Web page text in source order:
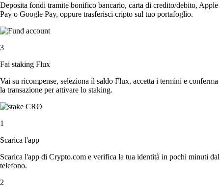
Deposita fondi tramite bonifico bancario, carta di credito/debito, Apple
Pay o Google Pay, oppure trasferisci cripto sul tuo portafoglio.
3
Fai staking Flux
Vai su ricompense, seleziona il saldo Flux, accetta i termini e conferma
la transazione per attivare lo staking.
1
Scarica l'app
Scarica l'app di Crypto.com e verifica la tua identità in pochi minuti dal
telefono.
2